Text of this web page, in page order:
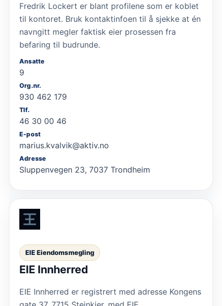
Fredrik Lockert er blant profilene som er koblet
til kontoret. Bruk kontaktinfoen til å sjekke at én
navngitt megler faktisk eier prosessen fra
befaring til budrunde.
Ansatte
9
Org.nr.
930 462 179
Tlf.
46 30 00 46
E-post
marius.kvalvik@aktiv.no
Adresse
Sluppenvegen 23, 7037 Trondheim
EIE Eiendomsmegling
EIE Innherred
EIE Innherred er registrert med adresse Kongens